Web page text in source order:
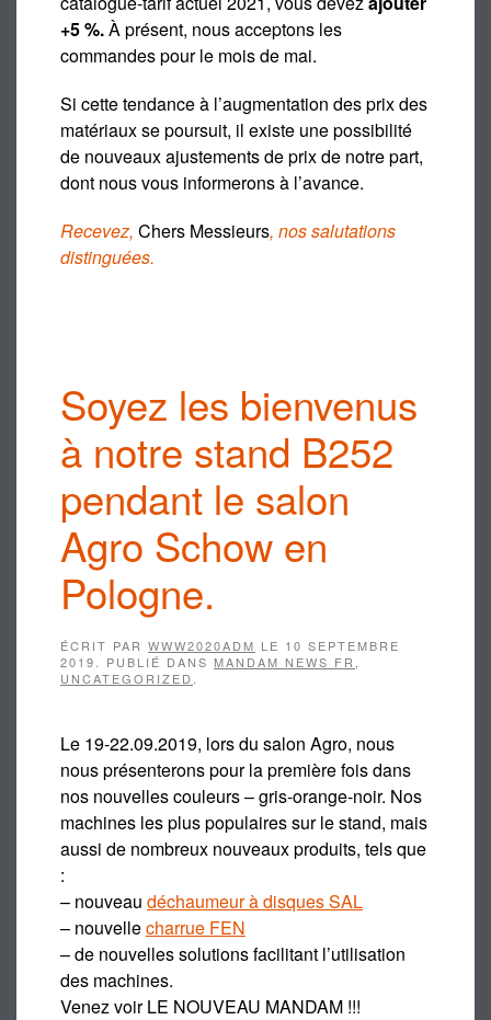
+5 %.À présent, nous acceptons les
commandes pour le mois de mai.
Si cette tendance à l’augmentation des prix des
matériaux se poursuit, il existe une possibilité
de nouveaux ajustements de prix de notre part,
dont nous vous informerons à l’avance.
Recevez, Chers Messieurs, nos salutations
distinguées.
Soyez les bienvenus
à notre stand B252
pendant le salon
Agro Schow en
Pologne.
ÉCRIT PAR WWW2020ADM LE 10 SEPTEMBRE
2019
. PUBLIÉ DANS MANDAM NEWS FR
UNCATEGORIZED
Le 19-22.09.2019, lors du salon Agro, nous
nous présenterons pour la première fois dans
nos nouvelles couleurs – gris-orange-noir. Nos
machines les plus populaires sur le stand, mais
aussi de nombreux nouveaux produits, tels que
:
– nouveau déchaumeur à disques SAL
– nouvellecharrue FEN
– de nouvelles solutions facilitant l’utilisation
des machines.
Venez voir LE NOUVEAU MANDAM !!!